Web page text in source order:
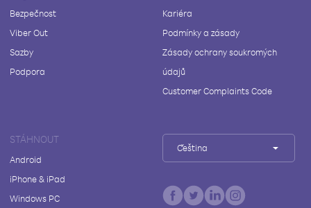
Bezpečnost
Viber Out
Sazby
Podpora
Kariéra
Podmínky a zásady
Zásady ochrany soukromých
údajů
Customer Complaints Code
STÁHNOUT
Android
iPhone & iPad
Windows PC
Čeština